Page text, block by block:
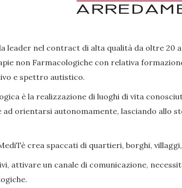
leader nel contract di alta qualità da oltre
non Farmacologiche con relativa
e spettro autistico.
è la realizzazione di luoghi di vita
orientarsi autonomamente, lasciando allo
crea spaccati di quartieri, borghi,
attivare un canale di comunicazione,